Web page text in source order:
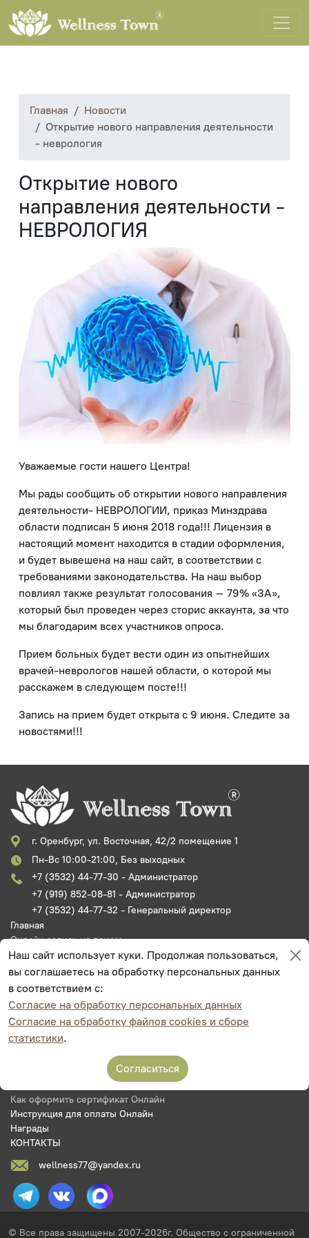
Главная
Новости
Открытие нового направления деятельности
- неврология
Открытие нового
направления деятельности -
НЕВРОЛОГИЯ
Уважаемые гости нашего Центра!
Мы рады сообщить об открытии нового направления
деятельности- НЕВРОЛОГИИ, приказ Минздрава
области подписан 5 июня 2018 года!!! Лицензия в
настоящий момент находится в стадии оформления,
и будет вывешена на наш сайт, в соответствии с
требованиями законодательства. На наш выбор
повлиял также результат голосования – 79% «ЗА»,
который был проведен через сторис аккаунта, за что
мы благодарим всех участников опроса.
Прием больных будет вести один из опытнейших
врачей-неврологов нашей области, о которой мы
расскажем в следующем посте!!!
Запись на прием будет открыта с 9 июня. Следите за
новостями!!!
г. Оренбург, ул. Восточная, 42/2 помещение 1
Пн-Вс 10:00-21:00, Без выходных
+7 (3532) 44-77-30 - Администратор
+7 (919) 852-08-81 - Администратор
+7 (3532) 44-77-32 - Генеральный директор
Главная
Онлайн запись на прием
Документы
Подарочные сертификаты
Специалисты
Фотогалерея
Вакансии
Книга Степная Крепость
Как оформить сертификат Онлайн
Инструкция для оплаты Онлайн
Награды
КОНТАКТЫ
wellness77@yandex.ru
© Все права защищены 2007-2026г. Общество с ограниченной
Наш сайт использует куки. Продолжая пользоваться,
вы соглашаетесь на обработку персональных данных
в соответствием с:
Согласие на обработку персональных данных
Согласие на обработку файлов cookies и сборе
статистики.
Согласиться